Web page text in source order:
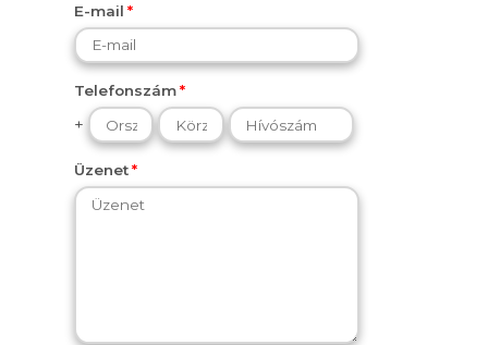
E-mail
Telefonszám
+
Üzenet